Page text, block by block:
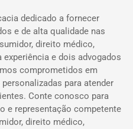
dedicado a fornecer
e de alta qualidade nas
direito médico,
e dois advogados
comprometidos em
para atender
Conte conosco para
e representação competente
direito médico,